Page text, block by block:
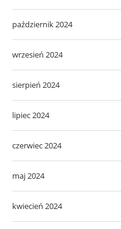
październik 2024
wrzesień 2024
sierpień 2024
lipiec 2024
czerwiec 2024
maj 2024
kwiecień 2024